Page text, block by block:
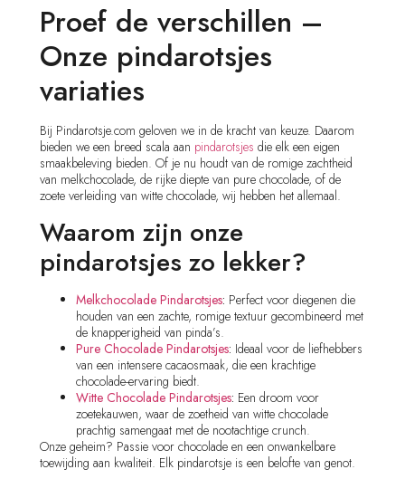
Proef de verschillen –
Onze pindarotsjes
variaties
Bij Pindarotsje.com geloven we in de kracht van keuze. Daarom
bieden we een breed scala aan pindarotsjes die elk een eigen
smaakbeleving bieden. Of je nu houdt van de romige zachtheid
van melkchocolade, de rijke diepte van pure chocolade, of de
zoete verleiding van witte chocolade, wij hebben het allemaal.
Waarom zijn onze
pindarotsjes zo lekker?
Melkchocolade Pindarotsjes: Perfect voor diegenen die
houden van een zachte, romige textuur gecombineerd met
de knapperigheid van pinda’s.
Pure ChocoladePindarotsjes: Ideaal voor de liefhebbers
van een intensere cacaosmaak, die een krachtige
chocolade-ervaring biedt.
Witte Chocolade Pindarotsjes: Een droom voor
zoetekauwen, waar de zoetheid van witte chocolade
prachtig samengaat met de nootachtige crunch.
Onze geheim? Passie voor chocolade en een onwankelbare
toewijding aan kwaliteit. Elk pindarotsje is een belofte van genot.